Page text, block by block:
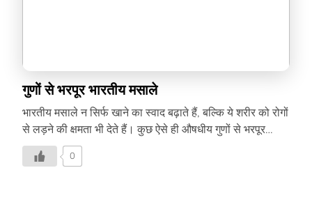
गुणों से भरपूर भारतीय मसाले
भारतीय मसाले न सिर्फ खाने का स्वाद बढ़ाते हैं, बल्कि ये शरीर को रोगों
से लड़ने की क्षमता भी देते हैं। कुछ ऐसे ही औषधीय गुणों से भरपूर
मसालों के बारे में जानिए।
0